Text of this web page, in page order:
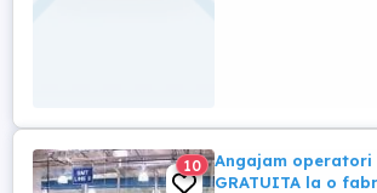
10
Angajam operatori
GRATUITA la o